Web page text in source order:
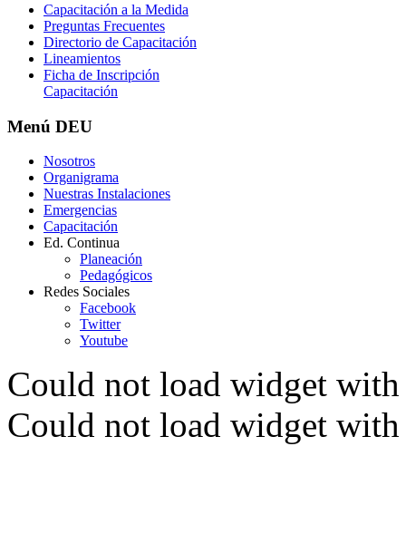
Capacitación a la Medida
Preguntas Frecuentes
Directorio de Capacitación
Lineamientos
Ficha de Inscripción
Capacitación
Menú DEU
Nosotros
Organigrama
Nuestras Instalaciones
Emergencias
Capacitación
Ed. Continua
Planeación
Pedagógicos
Redes Sociales
Facebook
Twitter
Youtube
Could not load widget
Could not load widget